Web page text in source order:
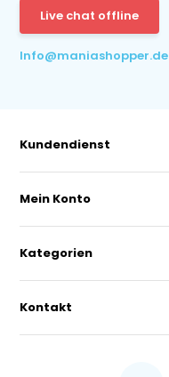
Live chat offline
Info@maniashopper.de
Kundendienst
Mein Konto
Kategorien
Kontakt